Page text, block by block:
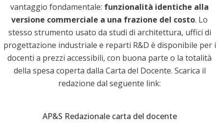
vantaggio fondamentale: funzionalità identiche alla
versione commerciale a una frazione del costo. Lo
stesso strumento usato da studi di architettura, uffici di
progettazione industriale e reparti R&D è disponibile per i
docenti a prezzi accessibili, con buona parte o la totalità
della spesa coperta dalla Carta del Docente. Scarica il
redazione dal seguente link:
AP&S Redazionale carta del docente